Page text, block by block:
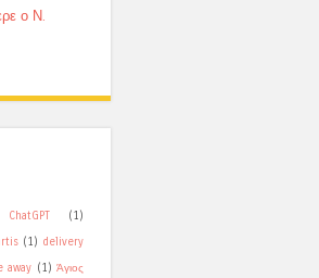
ο Ν.
ChatGPT
(1)
(1) delivery
away (1) Άγιος